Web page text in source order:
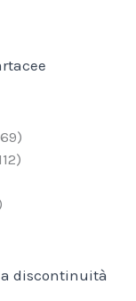
discontinuità